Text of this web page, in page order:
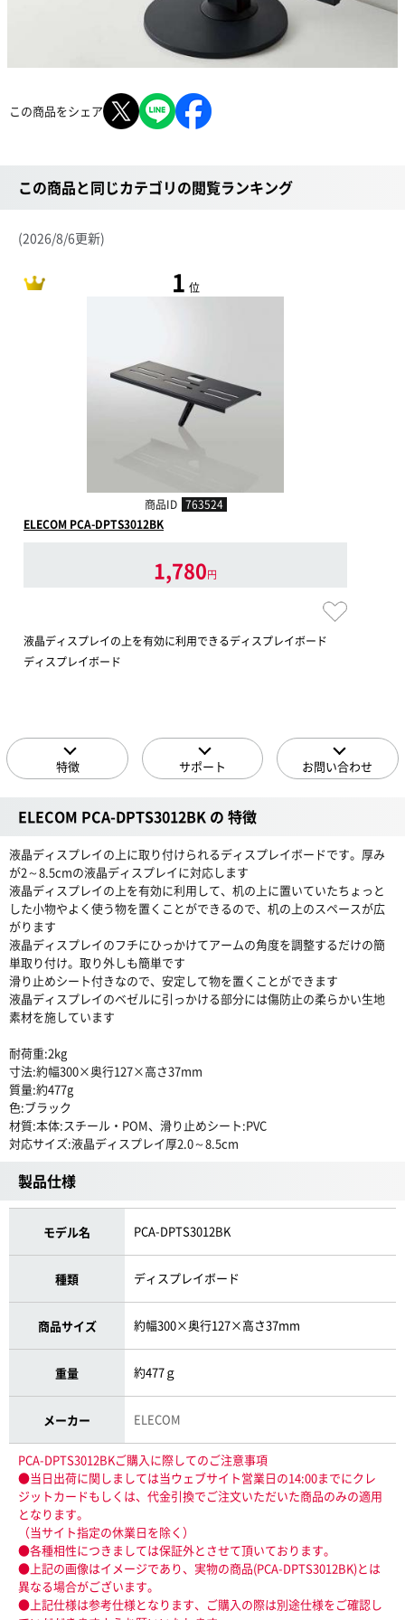
この商品をシェア
この商品と同じカテゴリの閲覧ランキング
(2026/8/6更新)
1 位
商品ID 763524
ELECOM PCA-DPTS3012BK
1,780円
液晶ディスプレイの上を有効に利用できるディスプレイボード
ディスプレイボード
特徴 サポート お問い合わせ
ELECOM PCA-DPTS3012BK の 特徴
液晶ディスプレイの上に取り付けられるディスプレイボードです。厚み
が2～8.5cmの液晶ディスプレイに対応します
液晶ディスプレイの上を有効に利用して、机の上に置いていたちょっと
した小物やよく使う物を置くことができるので、机の上のスペースが広
がります
液晶ディスプレイのフチにひっかけてアームの角度を調整するだけの簡
単取り付け。取り外しも簡単です
滑り止めシート付きなので、安定して物を置くことができます
液晶ディスプレイのベゼルに引っかける部分には傷防止の柔らかい生地
素材を施しています
耐荷重:2kg
寸法:約幅300×奥行127×高さ37mm
質量:約477g
色:ブラック
材質:本体:スチール・POM、滑り止めシート:PVC
対応サイズ:液晶ディスプレイ厚2.0～8.5cm
製品仕様
モデル名 PCA-DPTS3012BK
種類 ディスプレイボード
商品サイズ 約幅300×奥行127×高さ37mm
重量 約477ｇ
メーカー ELECOM
PCA-DPTS3012BKご購入に際してのご注意事項
●当日出荷に関しましては当ウェブサイト営業日の14:00までにクレ
ジットカードもしくは、代金引換でご注文いただいた商品のみの適用
となります。
（当サイト指定の休業日を除く）
●各種相性につきましては保証外とさせて頂いております。
●上記の画像はイメージであり、実物の商品(PCA-DPTS3012BK)とは
異なる場合がございます。
●上記仕様は参考仕様となります、ご購入の際は別途仕様をご確認し